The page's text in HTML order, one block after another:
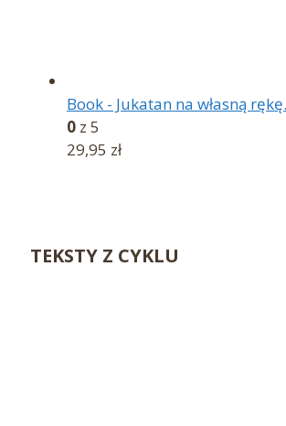
Book - Jukatan na własną
0 z 5
29,95 zł
TEKSTY Z CYKLU